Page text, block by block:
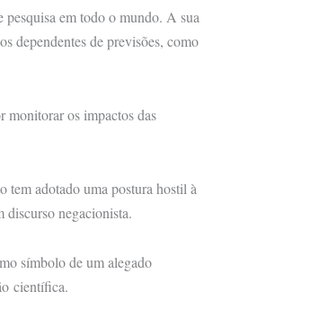
em todo o mundo. A sua
dependentes de previsões, como
monitorar os impactos das
tem adotado uma postura hostil à
discurso negacionista.
símbolo de um alegado
científica.